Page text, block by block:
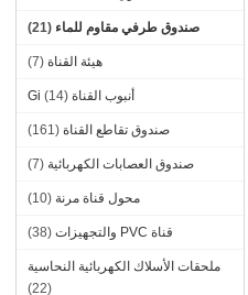
صندوق طرفي مقاوم للماء (21)
هيئة القناة (7)
أنبوب القناة Gi (14)
صندوق تقاطع القناة (161)
صندوق العصابات الكهربائية (7)
محول قناة مرنة (10)
قناة PVC والتجهيزات (38)
ملحقات الأسلاك الكهربائية النحاسية
(22)